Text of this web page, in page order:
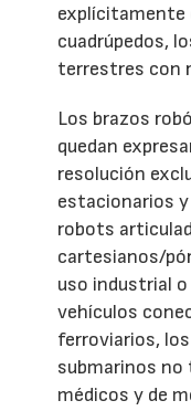
explícitamente
cuadrúpedos,
terrestres con
Los brazos
quedan
resolución
estacionarios
robots
cartesianos/
uso industrial
vehículos
ferroviarios,
submarinos
médicos y de